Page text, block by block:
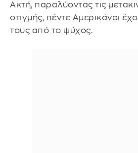
Ακτή, παραλύοντας τις
στιγμής, πέντε Αμερικάνοι
τους από το ψύχος.